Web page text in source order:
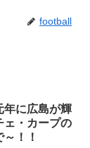
football
年に広島が輝
ェ・カープの
！！